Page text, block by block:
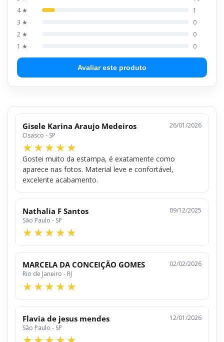
4 ★
1
3 ★
0
2 ★
0
1 ★
0
Avaliar este produto
Gisele Karina Araujo Medeiros
Osasco - SP
26/01/2026
Gostei muito da estampa, é exatamente como
aparece nas fotos. Material leve e confortável,
excelente acabamento.
Nathalia F Santos
São Paulo - SP
09/12/2025
MARCELA DA CONCEIÇÃO GOMES
Rio de Janeiro - RJ
02/02/2026
Flavia de jesus mendes
São Paulo - SP
12/01/2026